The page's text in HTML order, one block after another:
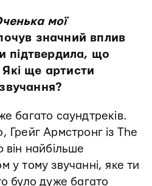
мої
значний вплив
підтвердила, що
ще артисти
багато саундтреків.
Грейг Армстронг із The
найбільше
у тому звучанні, яке ти
було дуже багато